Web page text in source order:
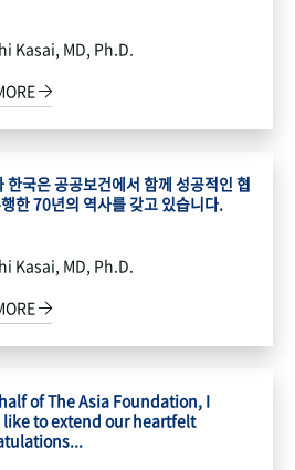
Kasai, MD, Ph.D.
한국은 공공보건에서 함께 성공적인 협
한 70년의 역사를 갖고 있습니다.
Kasai, MD, Ph.D.
of The Asia Foundation, I
to extend our heartfelt